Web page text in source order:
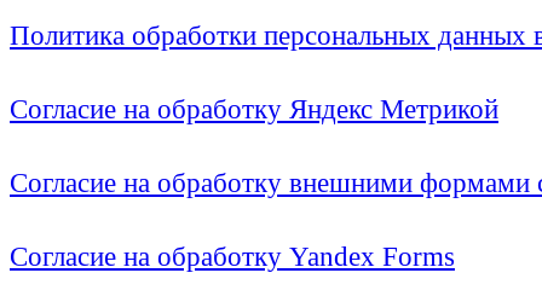
Политика обработки персональных
Согласие на обработку Яндекс Метрикой
Согласие на обработку внешними формами
Согласие на обработку Yandex Forms